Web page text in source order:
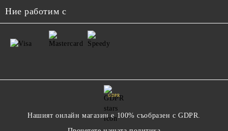
Ние работим с
GDPR
Нашият онлайн магазин е 100% съобразен с GDPR.